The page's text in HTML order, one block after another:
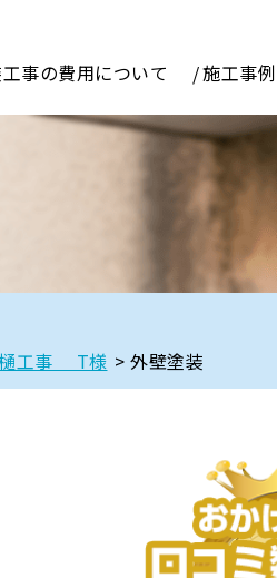
事の費用について 施工事例
樋工事 T様 > 外壁塗装